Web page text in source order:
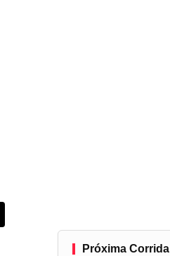
Próxima Corrida